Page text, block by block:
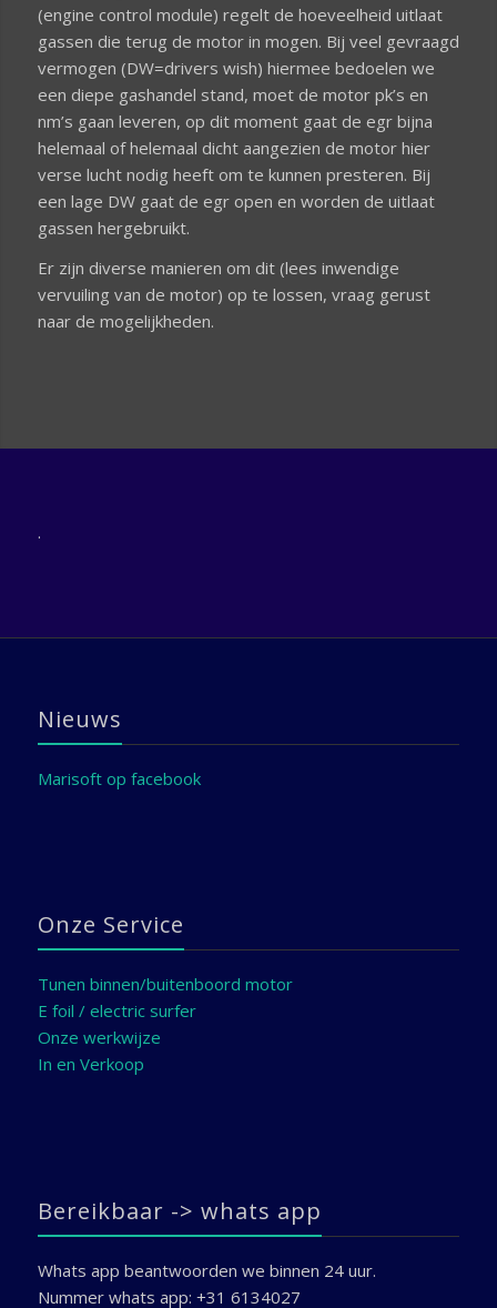
(engine control module) regelt de hoeveelheid uitlaat
gassen die terug de motor in mogen. Bij veel gevraagd
vermogen (DW=drivers wish) hiermee bedoelen we
een diepe gashandel stand, moet de motor pk’s en
nm’s gaan leveren, op dit moment gaat de egr bijna
helemaal of helemaal dicht aangezien de motor hier
verse lucht nodig heeft om te kunnen presteren. Bij
een lage DW gaat de egr open en worden de uitlaat
gassen hergebruikt.
Er zijn diverse manieren om dit (lees inwendige
vervuiling van de motor) op te lossen, vraag gerust
naar de mogelijkheden.
.
Nieuws
Marisoft op facebook
Onze Service
Tunen binnen/buitenboord motor
E foil / electric surfer
Onze werkwijze
In en Verkoop
Bereikbaar -> whats app
Whats app beantwoorden we binnen 24 uur.
Nummer whats app: +31 6134027